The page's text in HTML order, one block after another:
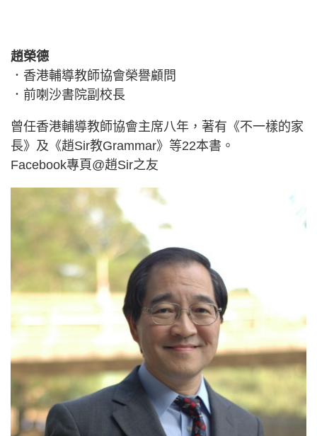
趙榮德
．香港輔導教師協會榮譽顧問
．前喇沙書院副校長
曾任香港輔導教師協會主席八年，著有《不一樣的家
長》及《趙Sir教Grammar》等22本書。
Facebook專頁@趙Sir之友